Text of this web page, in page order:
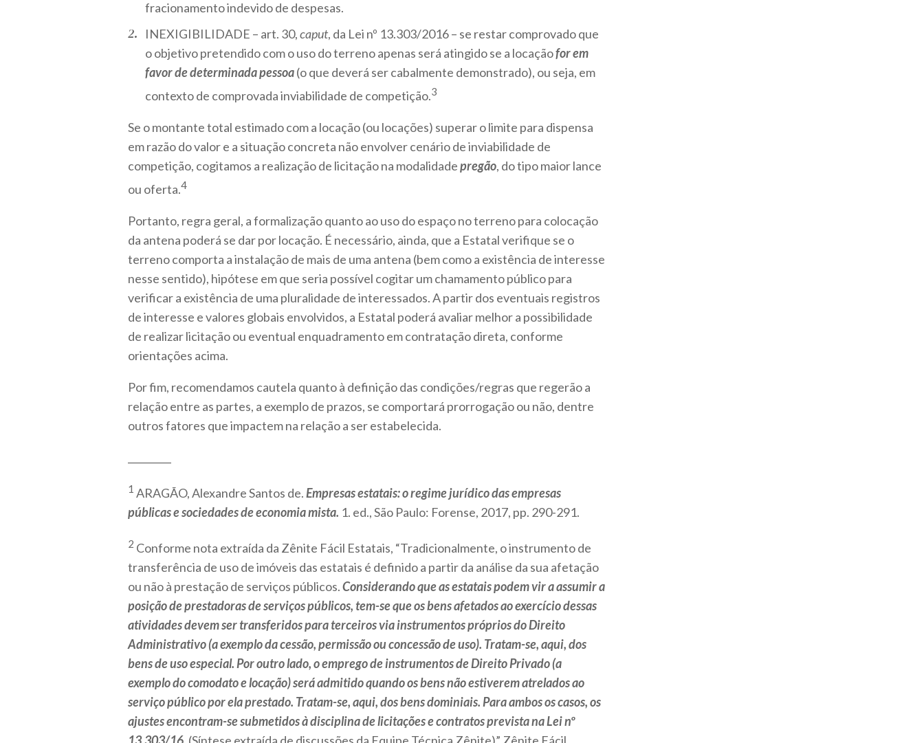
fracionamento indevido de despesas.
INEXIGIBILIDADE – art. 30,caput, da Lei nº 13.303/2016 – se restar comprovado que
o objetivo pretendido com o uso do terreno apenas será atingido se a locaçãofor em
favor de determinada pessoa(o que deverá ser cabalmente demonstrado), ou seja, em
contexto de comprovada inviabilidade de competição.3
Se o montante total estimado com a locação (ou locações) superar o limite para dispensa
em razão do valor e a situação concreta não envolver cenário de inviabilidade de
competição, cogitamos a realização de licitação na modalidadepregão, do tipo maior lance
ou oferta.4
Portanto, regra geral, a formalização quanto ao uso do espaço no terreno para colocação
da antena poderá se dar por locação. É necessário, ainda, que a Estatal verifique se o
terreno comporta a instalação de mais de uma antena (bem como a existência de interesse
nesse sentido), hipótese em que seria possível cogitar um chamamento público para
verificar a existência de uma pluralidade de interessados. A partir dos eventuais registros
de interesse e valores globais envolvidos, a Estatal poderá avaliar melhor a possibilidade
de realizar licitação ou eventual enquadramento em contratação direta, conforme
orientações acima.
Por fim, recomendamos cautela quanto à definição das condições/regras que regerão a
relação entre as partes, a exemplo de prazos, se comportará prorrogação ou não, dentre
outros fatores que impactem na relação a ser estabelecida.
1 ARAGÃO, Alexandre Santos de.Empresas estatais: o regime jurídico das empresas
públicas e sociedades de economia mista. 1. ed., São Paulo: Forense, 2017, pp. 290-291.
2 Conforme nota extraída da Zênite Fácil Estatais, “Tradicionalmente, o instrumento de
transferência de uso de imóveis das estatais é definido a partir da análise da sua afetação
ou não à prestação de serviços públicos.Considerando que as estatais podem vir a assumir a
posição de prestadoras de serviços públicos, tem-se que os bens afetados ao exercício dessas
atividades devem ser transferidos para terceiros via instrumentos próprios do Direito
Administrativo (a exemplo da cessão, permissão ou concessão de uso). Tratam-se, aqui, dos
bens de uso especial. Por outro lado, o emprego de instrumentos de Direito Privado (a
exemplo do comodato e locação) será admitido quando os bens não estiverem atrelados ao
serviço público por ela prestado. Tratam-se, aqui, dos bens dominiais. Para ambos os casos, os
ajustes encontram-se submetidos à disciplina de licitações e contratos prevista na Lei nº